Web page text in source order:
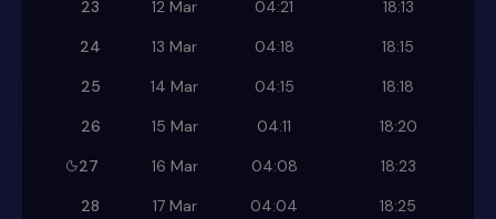
23
12 Mar 04:21
18:13
24
13 Mar 04:18
18:15
25
14 Mar 04:15
18:18
26
15 Mar 04:11
18:20
27
16 Mar 04:08
18:23
28
17 Mar 04:04
18:25